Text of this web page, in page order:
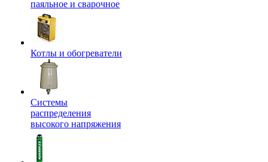
паяльное и сварочное
Котлы и обогреватели
Системы
распределения
высокого напряжения